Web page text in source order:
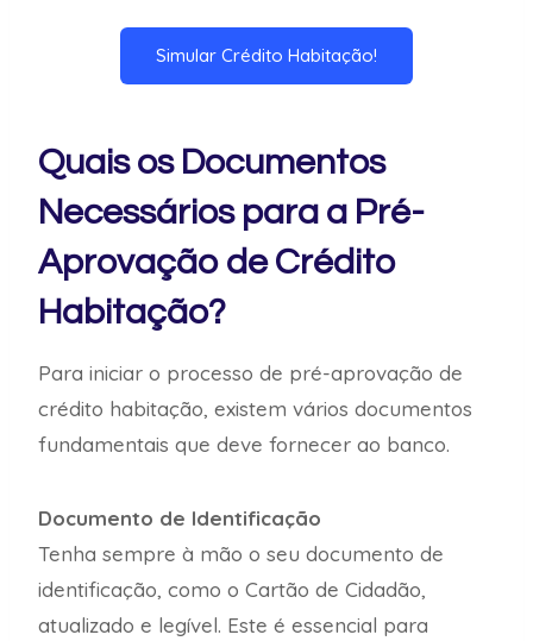
Simular Crédito Habitação!
Quais os Documentos
Necessários para a Pré-
Aprovação de Crédito
Habitação?
Para iniciar o processo de pré-aprovação de
crédito habitação, existem vários documentos
fundamentais que deve fornecer ao banco.
Documento de Identificação
Tenha sempre à mão o seu documento de
identificação, como o Cartão de Cidadão,
atualizado e legível. Este é essencial para